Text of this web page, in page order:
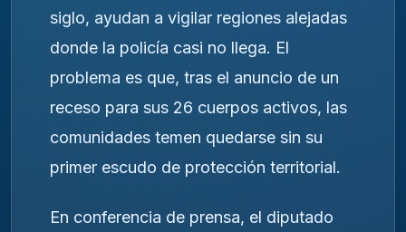
siglo, ayudan a vigilar regiones alejadas
donde la policía casi no llega. El
problema es que, tras el anuncio de un
receso para sus 26 cuerpos activos, las
comunidades temen quedarse sin su
primer escudo de protección territorial.
En conferencia de prensa, el diputado